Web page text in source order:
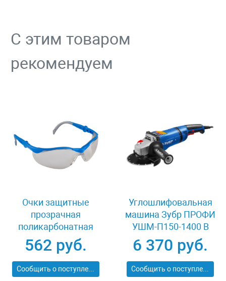
С этим товаром
рекомендуем
Очки защитные
прозрачная
поликарбонатная
монолинза ЗУБР
ЭКСПЕРТ 110310
562 руб.
Сообщить о поступлении
Углошлифовальная
машина Зубр ПРОФИ
УШМ-П150-1400 В
6 370 руб.
Сообщить о поступлении